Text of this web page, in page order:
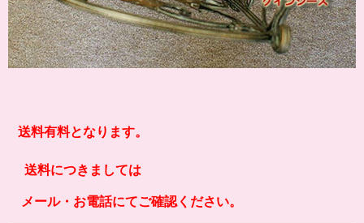
送料有料となります。
送料につきましては
メール・お電話にてご確認ください。